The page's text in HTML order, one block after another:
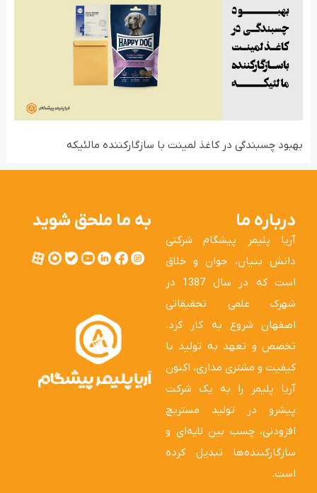
بهبود چسبندگی در کاغذ لمینت با سازگارکننده مالئیکه
درباره ما
آریا پلیمر پیشگام شرکتی
دانش بنیان، جوان و خلاق
است که در سال 1387 در
شهرک علمی تحقیقاتی
اصفهان شروع به کار کرد.
تخصص و تعهد به تولید با
کیفیت و مشتری مداری، اکنون
آریا پلیمر را به یک شرکت
پیشرو در تولید مستربچ
افزودنی، چسب بین لایه‌ای و
سازگارکننده‌ها تبدیل کرده
است.
به ما ملحق شوید